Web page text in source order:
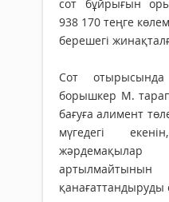
сот бұйрығын
938 170 теңге
берешегі
Сот
борышкер М.
бағуға алимент
мүгедегі
артылмайтынын
қанағаттандыруды